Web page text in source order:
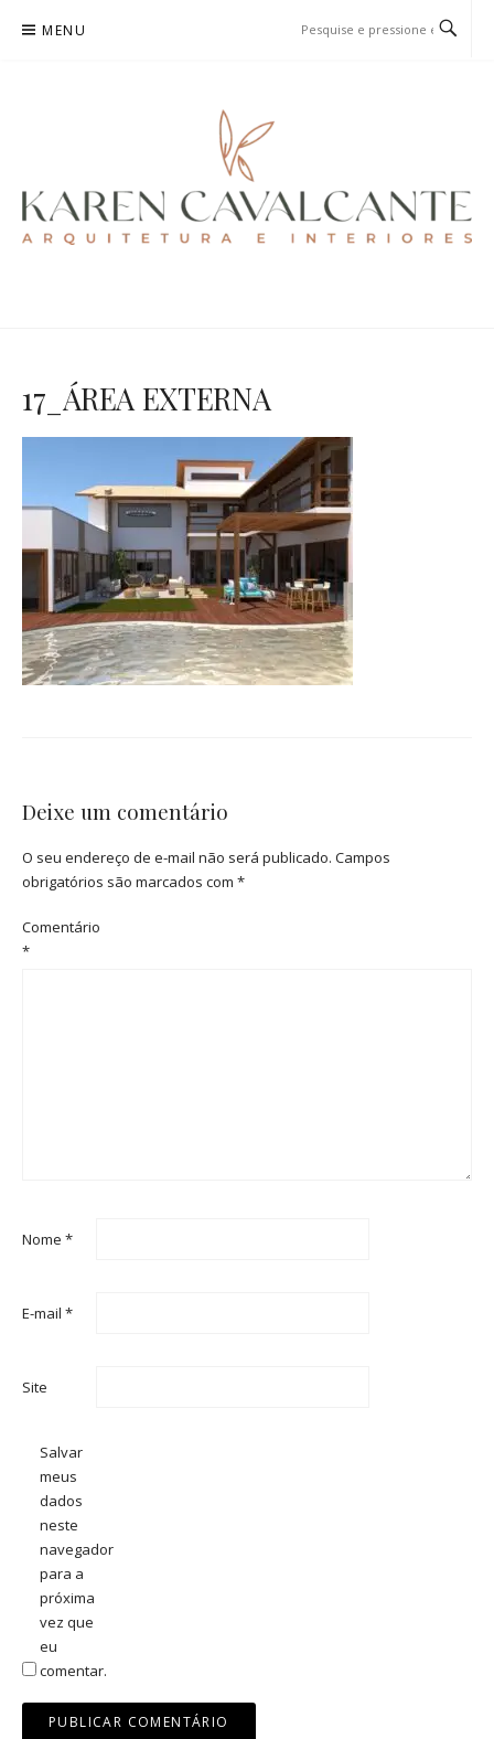
para
MENU
17_ÁREA EXTERNA
Deixe um comentário
O seu endereço de e-mail não será publicado. Campos
obrigatórios são marcados com *
Comentário
*
Nome *
E-mail *
Site
Salvar
meus
dados
neste
navegador
para a
próxima
vez que
eu
comentar.